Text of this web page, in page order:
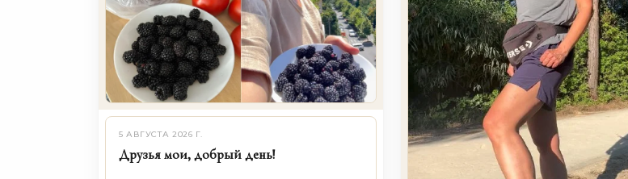
5 АВГУСТА 2026 Г.
Друзья мои, добрый день!